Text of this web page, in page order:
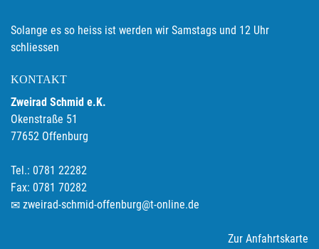
Solange es so heiss ist werden wir Samstags und 12 Uhr
schliessen
KONTAKT
Zweirad Schmid e.K.
Okenstraße 51
77652 Offenburg
Tel.: 0781 22282
Fax: 0781 70282
zweirad-schmid-offenburg@t-online.de
Zur Anfahrtskarte